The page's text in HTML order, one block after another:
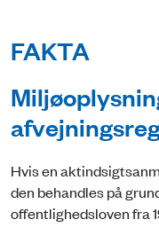
FAKTA
Hvis en
den behandles på
offentlighedsloven fra